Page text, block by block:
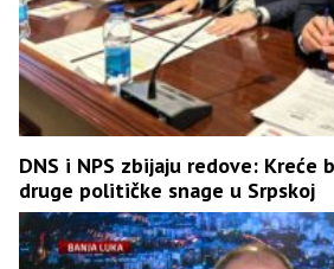
DNS i NPS zbijaju redove: Kreće
druge političke snage u Srpskoj